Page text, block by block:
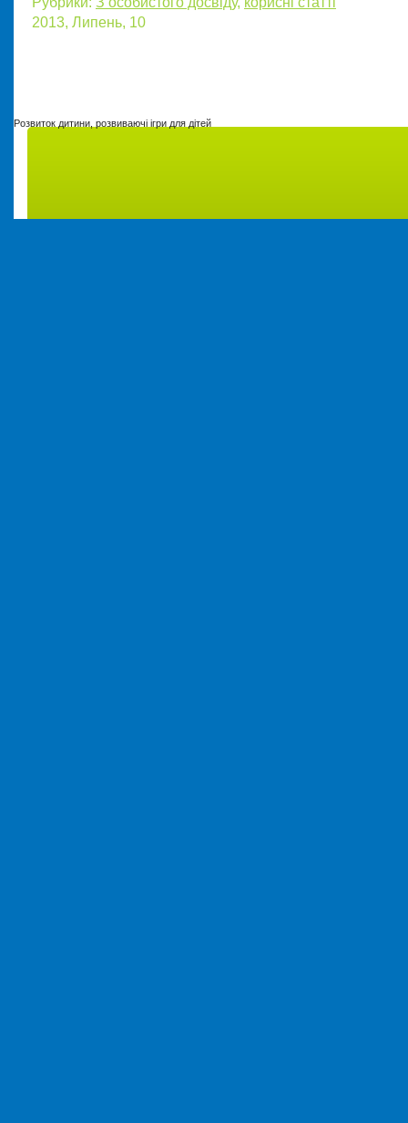
2013, Липень, 10
Розвиток дитини, розвиваючі ігри для дітей